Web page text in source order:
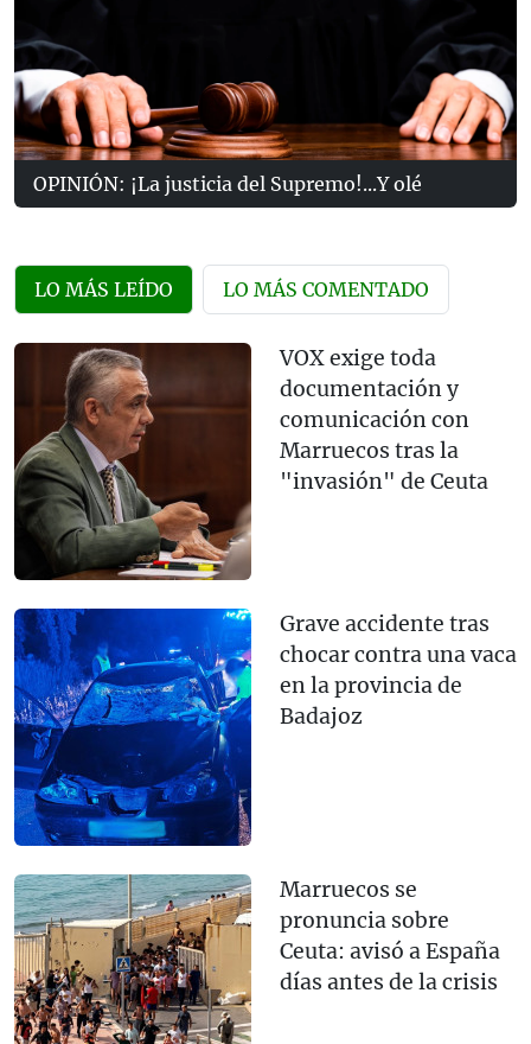
OPINIÓN: ¡La justicia del Supremo!...Y olé
LO MÁS LEÍDO LO MÁS COMENTADO
VOX exige toda
documentación y
comunicación con
Marruecos tras la
"invasión" de Ceuta
Grave accidente tras
chocar contra una vaca
en la provincia de
Badajoz
Marruecos se
pronuncia sobre
Ceuta: avisó a España
días antes de la crisis